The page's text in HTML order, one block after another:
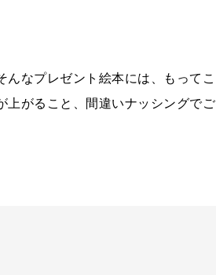
なプレゼント絵本には、もってこ
上がること、間違いナッシングでご